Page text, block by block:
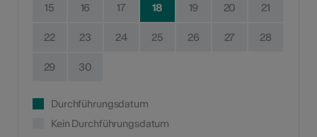
15 16 17 18 19 20 21
22 23 24 25 26 27 28
29 30
Durchführungsdatum
Kein Durchführungsdatum